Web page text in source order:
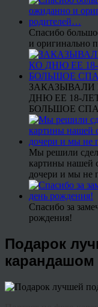
Спасибо
и оригинально
ЗАКАЗЫВАЛИ
ДНЮ ЕЕ 18-
БОЛЬШОЕ
Мы решили
картины нашей
дочери и мы не
Спасибо за
рождения!
Подарок
карандашом